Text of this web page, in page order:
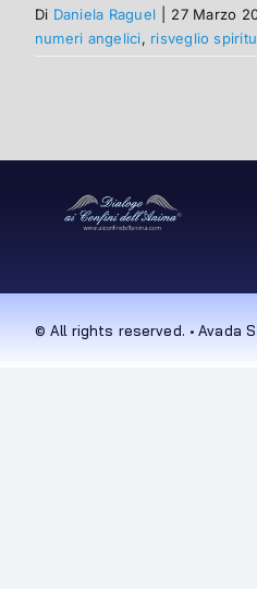
Di Daniela Raguel 27 Marzo
numeri angelici, risveglio
© All rights reserved. • Avada